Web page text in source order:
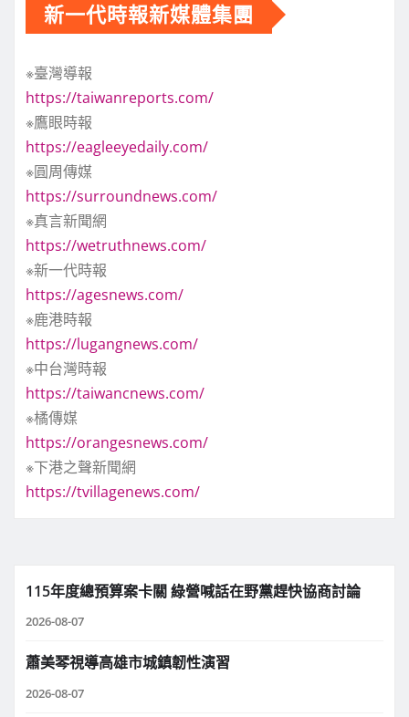
新一代時報新媒體集團
※臺灣導報
https://taiwanreports.com/
※鷹眼時報
https://eagleeyedaily.com/
※圓周傳媒
https://surroundnews.com/
※真言新聞網
https://wetruthnews.com/
※新一代時報
https://agesnews.com/
※鹿港時報
https://lugangnews.com/
※中台灣時報
https://taiwancnews.com/
※橘傳媒
https://orangesnews.com/
※下港之聲新聞網
https://tvillagenews.com/
115年度總預算案卡關 綠營喊話在野黨趕快協商討論
2026-08-07
蕭美琴視導高雄市城鎮韌性演習
2026-08-07